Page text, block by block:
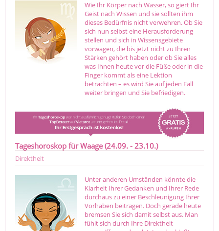
Wie Ihr Körper nach Wasser, so giert Ihr
Geist nach Wissen und sie sollten ihm
dieses Bedürfnis nicht verwehren. Ob Sie
sich nun selbst eine Herausforderung
stellen und sich in Wissensgebiete
vorwagen, die bis jetzt nicht zu Ihren
Stärken gehört haben oder ob Sie alles
was Ihnen heute vor die Füße oder in die
Finger kommt als eine Lektion
betrachten – es wird Sie auf jeden Fall
weiter bringen und Sie befriedigen.
Tageshoroskop für Waage (24.09. - 23.10.)
Direktheit
Unter anderen Umständen könnte die
Klarheit Ihrer Gedanken und Ihrer Rede
durchaus zu einer Beschleunigung Ihrer
Vorhaben beitragen. Doch gerade heute
bremsen Sie sich damit selbst aus. Man
fühlt sich durch Ihre Direktheit